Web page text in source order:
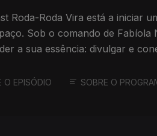
Roda-Roda Vira está a iniciar
Sob o comando de
a sua essência: divulgar e
O EPISÓDIO SOBRE O